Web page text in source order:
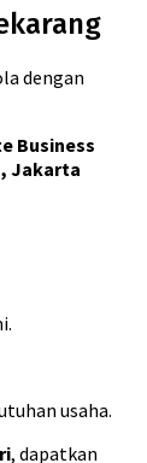
dengan
Business
Jakarta
usaha.
, dapatkan